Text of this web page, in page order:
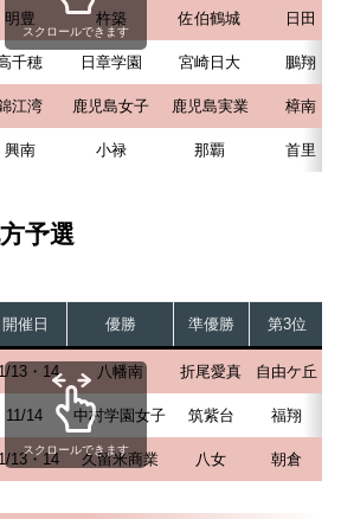
明豊 杵築 佐伯鶴城 日田
千穂 日章学園 宮崎日大 鵬翔
江湾 鹿児島女子 鹿児島実業 樟南
興南 小禄 那覇 首里
スクロールできます
予選
開催日 優勝 準優勝 第3位
13・14 八幡南 折尾愛真 自由ケ丘
11/14 中村学園女子 筑紫台 福翔
13・14 久留米商業 八女 朝倉
スクロールできます